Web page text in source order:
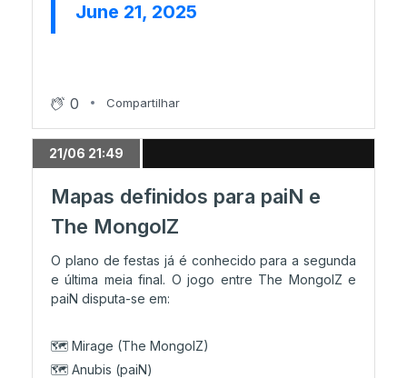
04/06 16:52
04/06 15:47
BetBoom domina em Anubis e segura
segunda vitória
Resumo do dia 1
04/06 00:52
June 21, 2025
0 Compartilhar
21/06 21:49
Mapas definidos para paiN e
The MongolZ
O plano de festas já é conhecido para a segunda
e última meia final. O jogo entre The MongolZ e
paiN disputa-se em:
🗺️ Mirage (The MongolZ)
🗺️ Anubis (paiN)